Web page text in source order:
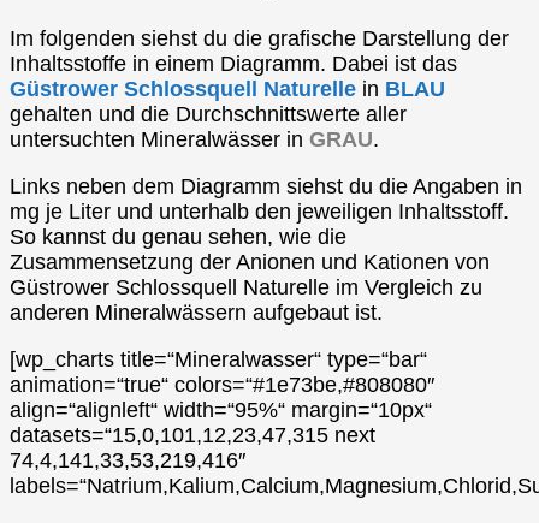
Im folgenden siehst du die grafische Darstellung der
Inhaltsstoffe in einem Diagramm. Dabei ist das
Güstrower Schlossquell Naturelle in BLAU
gehalten und die Durchschnittswerte aller
untersuchten Mineralwässer in GRAU.
Links neben dem Diagramm siehst du die Angaben in
mg je Liter und unterhalb den jeweiligen Inhaltsstoff.
So kannst du genau sehen, wie die
Zusammensetzung der Anionen und Kationen von
Güstrower Schlossquell Naturelle im Vergleich zu
anderen Mineralwässern aufgebaut ist.
[wp_charts title=“Mineralwasser“ type=“bar“
animation=“true“ colors=“#1e73be,#808080″
align=“alignleft“ width=“95%“ margin=“10px“
datasets=“15,0,101,12,23,47,315 next
74,4,141,33,53,219,416″